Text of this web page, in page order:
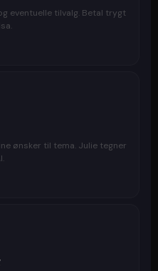
eventuelle tilvalg. Betal trygt
ønsker til tema. Julie tegner